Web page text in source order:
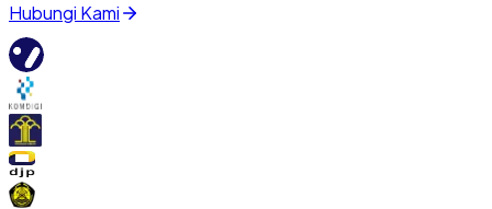
Hubungi Kami